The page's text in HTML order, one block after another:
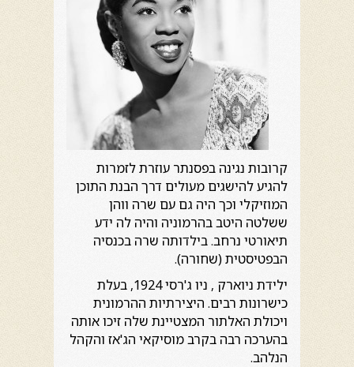
קרובות נגינה בפסנתר עוזרת לזמרות
להגיע להישגים מעולים דרך הבנת התוכן
המוזיקלי וכך היה גם עם שרה ווהן
ששלטה היטב בהרמוניה והיה לה ידע
תיאורטי נרחב. בילדותה שרה בכנסיה
הבפטיסטית (שחורה).
ילידת ניוארק , ניו ג'רסי 1924, בעלת
כישרונות רבים. היצירתיות ההרמונית
ויכולת האלתור המצטיינת שלה זיכו אותה
בהערכה רבה בקרב מוסיקאי הג'אז והקהל
הנלהב.